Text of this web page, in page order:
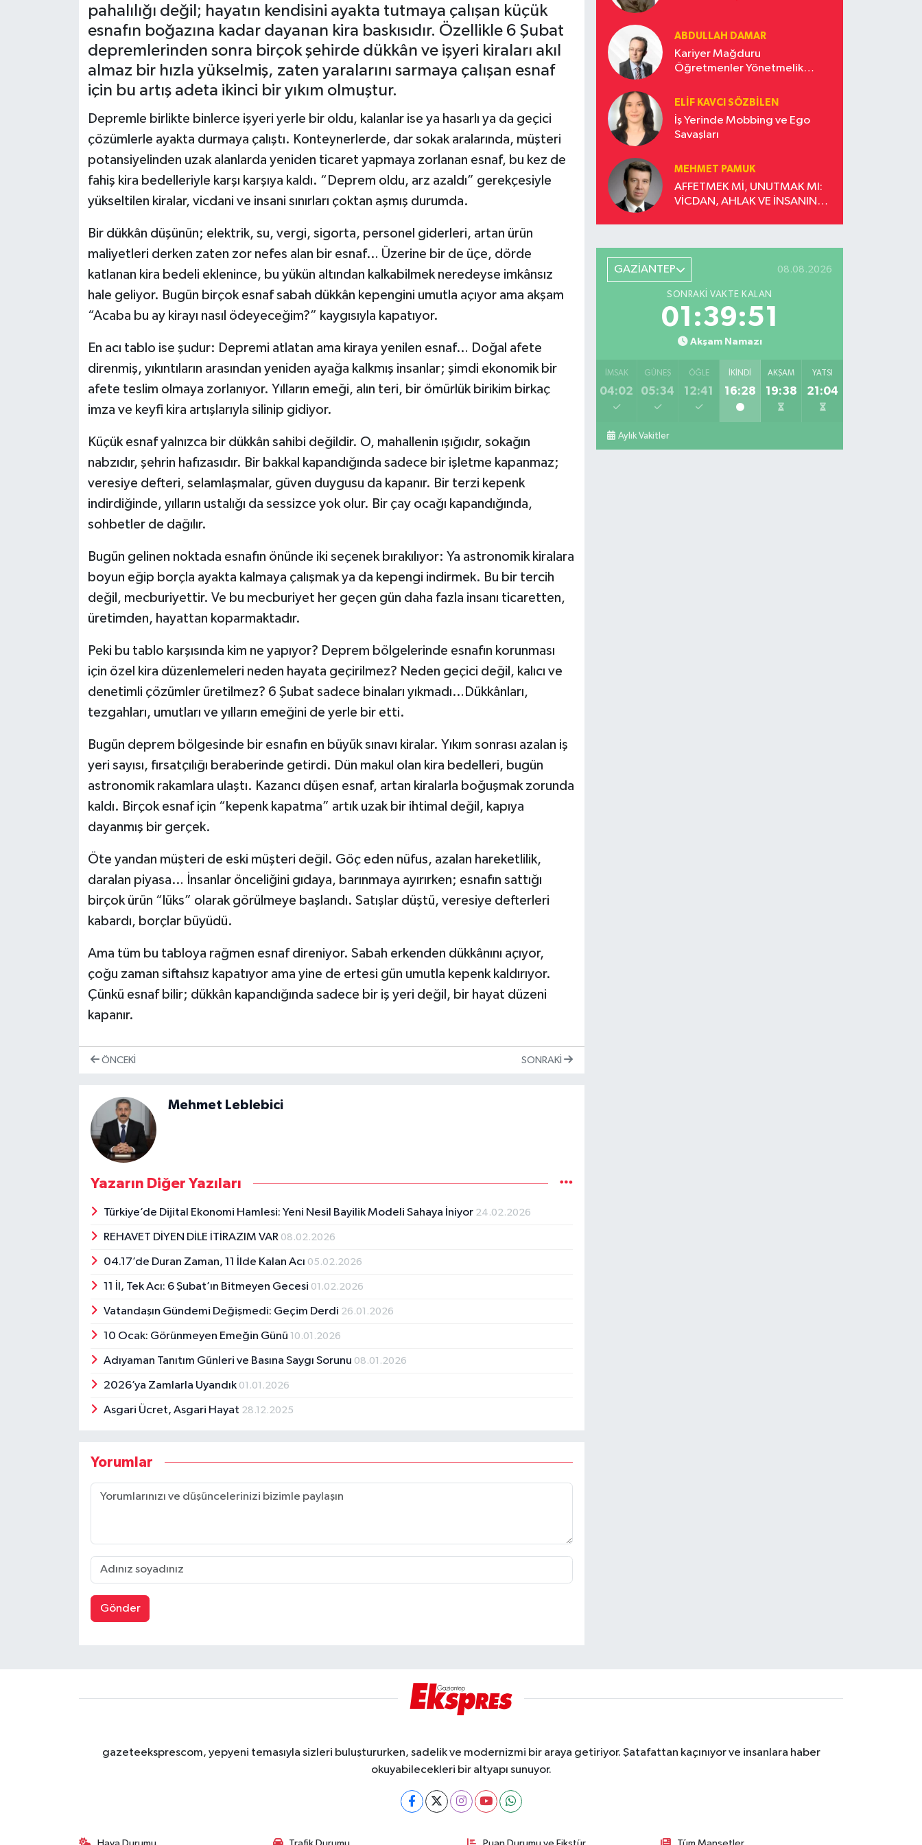
pahalılığı değil; hayatın kendisini ayakta tutmaya çalışan küçük
esnafın boğazına kadar dayanan kira baskısıdır. Özellikle 6 Şubat
depremlerinden sonra birçok şehirde dükkân ve işyeri kiraları akıl
almaz bir hızla yükselmiş, zaten yaralarını sarmaya çalışan esnaf
için bu artış adeta ikinci bir yıkım olmuştur.
Depremle birlikte binlerce işyeri yerle bir oldu, kalanlar ise ya hasarlı ya da geçici
çözümlerle ayakta durmaya çalıştı. Konteynerlerde, dar sokak aralarında, müşteri
potansiyelinden uzak alanlarda yeniden ticaret yapmaya zorlanan esnaf, bu kez de
fahiş kira bedelleriyle karşı karşıya kaldı. “Deprem oldu, arz azaldı” gerekçesiyle
yükseltilen kiralar, vicdani ve insani sınırları çoktan aşmış durumda.
Bir dükkân düşünün; elektrik, su, vergi, sigorta, personel giderleri, artan ürün
maliyetleri derken zaten zor nefes alan bir esnaf… Üzerine bir de üçe, dörde
katlanan kira bedeli eklenince, bu yükün altından kalkabilmek neredeyse imkânsız
hale geliyor. Bugün birçok esnaf sabah dükkân kepengini umutla açıyor ama akşam
“Acaba bu ay kirayı nasıl ödeyeceğim?” kaygısıyla kapatıyor.
En acı tablo ise şudur: Depremi atlatan ama kiraya yenilen esnaf… Doğal afete
direnmiş, yıkıntıların arasından yeniden ayağa kalkmış insanlar; şimdi ekonomik bir
afete teslim olmaya zorlanıyor. Yılların emeği, alın teri, bir ömürlük birikim birkaç
imza ve keyfi kira artışlarıyla silinip gidiyor.
Küçük esnaf yalnızca bir dükkân sahibi değildir. O, mahallenin ışığıdır, sokağın
nabzıdır, şehrin hafızasıdır. Bir bakkal kapandığında sadece bir işletme kapanmaz;
veresiye defteri, selamlaşmalar, güven duygusu da kapanır. Bir terzi kepenk
indirdiğinde, yılların ustalığı da sessizce yok olur. Bir çay ocağı kapandığında,
sohbetler de dağılır.
Bugün gelinen noktada esnafın önünde iki seçenek bırakılıyor: Ya astronomik kiralara
boyun eğip borçla ayakta kalmaya çalışmak ya da kepengi indirmek. Bu bir tercih
değil, mecburiyettir. Ve bu mecburiyet her geçen gün daha fazla insanı ticaretten,
üretimden, hayattan koparmaktadır.
Peki bu tablo karşısında kim ne yapıyor? Deprem bölgelerinde esnafın korunması
için özel kira düzenlemeleri neden hayata geçirilmez? Neden geçici değil, kalıcı ve
denetimli çözümler üretilmez? 6 Şubat sadece binaları yıkmadı…Dükkânları,
tezgahları, umutları ve yılların emeğini de yerle bir etti.
Bugün deprem bölgesinde bir esnafın en büyük sınavı kiralar. Yıkım sonrası azalan iş
yeri sayısı, fırsatçılığı beraberinde getirdi. Dün makul olan kira bedelleri, bugün
astronomik rakamlara ulaştı. Kazancı düşen esnaf, artan kiralarla boğuşmak zorunda
kaldı. Birçok esnaf için “kepenk kapatma” artık uzak bir ihtimal değil, kapıya
dayanmış bir gerçek.
Öte yandan müşteri de eski müşteri değil. Göç eden nüfus, azalan hareketlilik,
daralan piyasa… İnsanlar önceliğini gıdaya, barınmaya ayırırken; esnafın sattığı
birçok ürün “lüks” olarak görülmeye başlandı. Satışlar düştü, veresiye defterleri
kabardı, borçlar büyüdü.
Ama tüm bu tabloya rağmen esnaf direniyor. Sabah erkenden dükkânını açıyor,
çoğu zaman siftahsız kapatıyor ama yine de ertesi gün umutla kepenk kaldırıyor.
Çünkü esnaf bilir; dükkân kapandığında sadece bir iş yeri değil, bir hayat düzeni
kapanır.
ÖNCEKI SONRAKI
Mehmet Leblebici
Yazarın Diğer Yazıları
Türkiye’de Dijital Ekonomi Hamlesi: Yeni Nesil Bayilik Modeli Sahaya İniyor 24.02.2026
REHAVET DİYEN DİLE İTİRAZIM VAR 08.02.2026
04.17’de Duran Zaman, 11 İlde Kalan Acı 05.02.2026
11 İl, Tek Acı: 6 Şubat’ın Bitmeyen Gecesi 01.02.2026
Vatandaşın Gündemi Değişmedi: Geçim Derdi 26.01.2026
10 Ocak: Görünmeyen Emeğin Günü 10.01.2026
Adıyaman Tanıtım Günleri ve Basına Saygı Sorunu 08.01.2026
2026’ya Zamlarla Uyandık 01.01.2026
Asgari Ücret, Asgari Hayat 28.12.2025
Yorumlar
Gönder
ABDULLAH DAMAR
Kariyer Mağduru
Öğretmenler Yönetmelik
ELIF KAVCI SÖZBILEN
İş Yerinde Mobbing ve Ego
Savaşları
MEHMET PAMUK
AFFETMEK Mİ, UNUTMAK MI:
VİCDAN, AHLAK VE İNSANIN
GAZİANTEP 08.08.2026
SONRAKI VAKTE KALAN
01:39:50
Akşam Namazı
İMSAK
04:02
GÜNEŞ
05:34
ÖĞLE
12:41
İKINDI
16:28
AKŞAM
19:38
YATSI
21:04
Aylık Vakitler
gazeteeksprescom, yepyeni temasıyla sizleri buluştururken, sadelik ve modernizmi bir araya getiriyor. Şatafattan kaçınıyor ve insanlara haber
okuyabilecekleri bir altyapı sunuyor.
Resmi İlanlar
Sinemalar
Teknoloji
Yeme-İçme